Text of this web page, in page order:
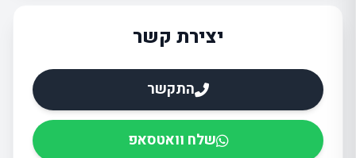
יצירת קשר
התקשר
שלח וואטסאפ